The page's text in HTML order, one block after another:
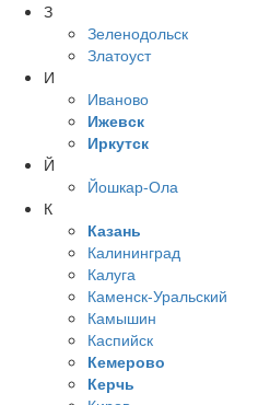
З
Зеленодольск
Златоуст
И
Иваново
Ижевск
Иркутск
Й
Йошкар-Ола
К
Казань
Калининград
Калуга
Каменск-Уральский
Камышин
Каспийск
Кемерово
Керчь